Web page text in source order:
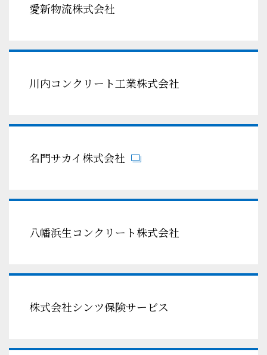
愛新物流株式会社
川内コンクリート工業株式会社
名門サカイ株式会社
八幡浜生コンクリート株式会社
株式会社シンツ保険サービス